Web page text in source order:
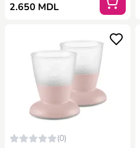
2.650 MDL
(0)